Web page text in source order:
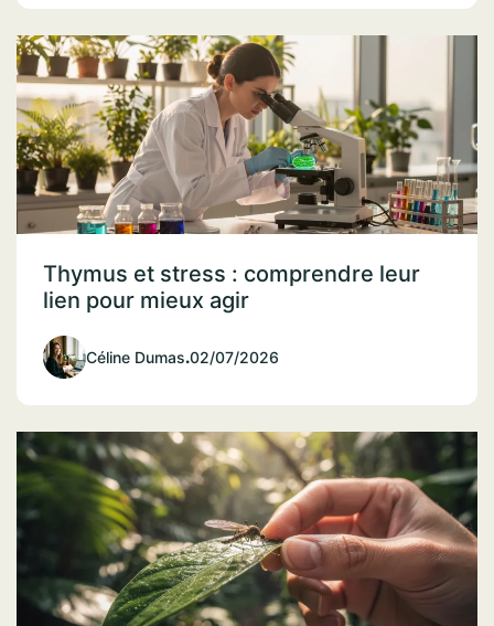
Thymus et stress : comprendre leur
lien pour mieux agir
Céline Dumas.02/07/2026